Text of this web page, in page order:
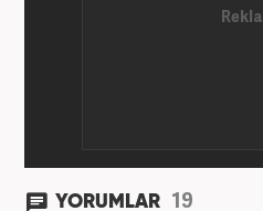
YORUMLAR 19